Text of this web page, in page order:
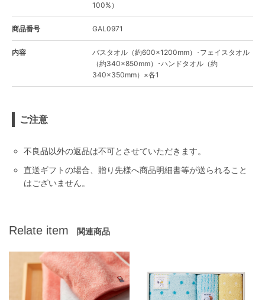
100%）
商品番号 GAL0971
内容
バスタオル（約600×1200mm）･フェイスタオル
（約340×850mm）･ハンドタオル（約
340×350mm）×各1
ご注意
不良品以外の返品は不可とさせていただきます。
直送ギフトの場合、贈り先様へ商品明細書等が送られること
はございません。
Relate item 関連商品